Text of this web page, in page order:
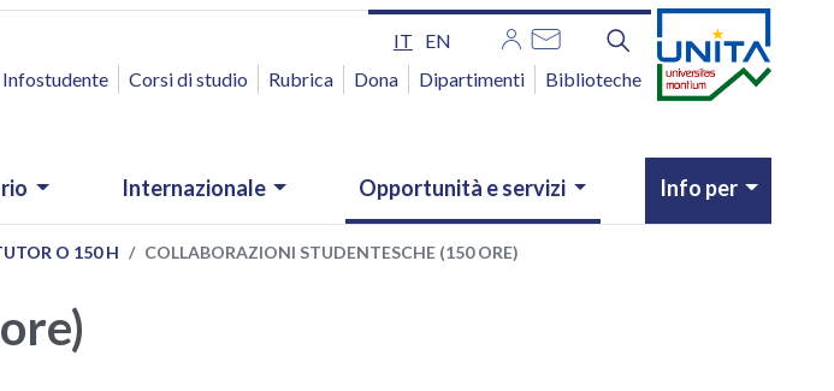
IT EN
ACCESSO RAPIDO
Infostudente Corsi di studio Rubrica Dona Dipartimenti Biblioteche
Internazionale Opportunità e servizi Info per
O 150 H COLLABORAZIONI STUDENTESCHE (150 ORE)